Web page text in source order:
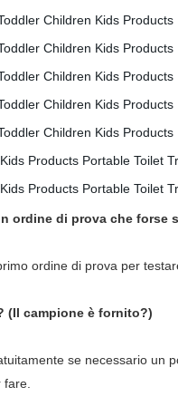
ordine di prova che forse
ordine di prova per
(Il campione è fornito?)
se necessario un